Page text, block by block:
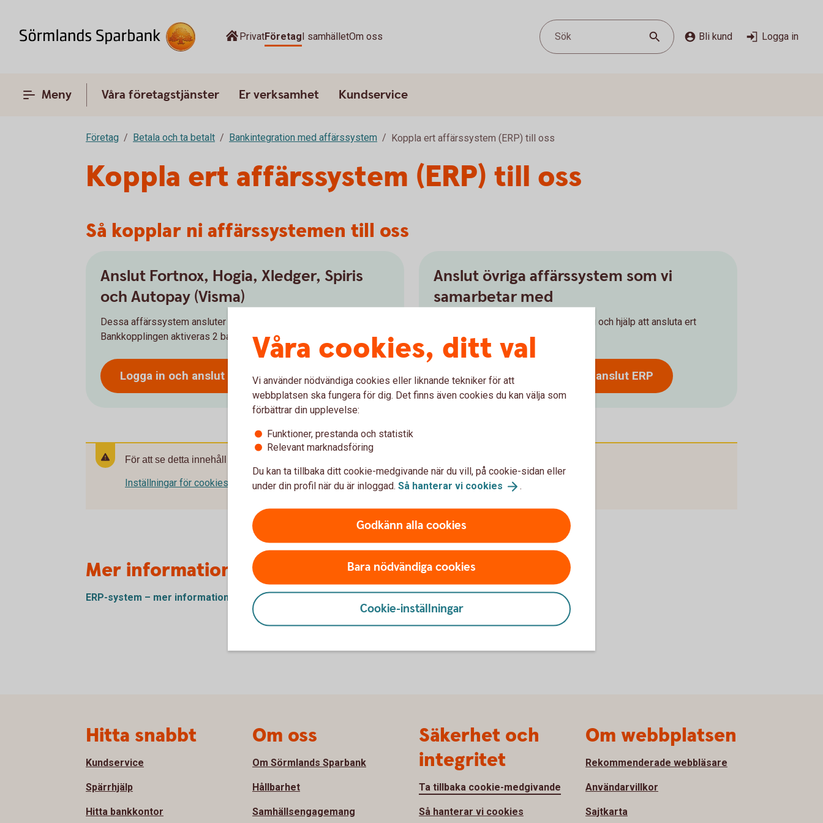
PrivatFöretagI samhälletOm oss Sök Bli kund Logga in
Meny Våra företagstjänster Er verksamhet Kundservice
Företag Betala och ta betalt Bankintegration med affärssystem Koppla ert affärssystem (ERP) till oss
Koppla ert affärssystem (ERP) till oss
Så kopplar ni affärssystemen till oss
Anslut Fortnox, Hogia, Xledger, Spiris
och Autopay (Visma)
Dessa affärssystem ansluter ni själva enkelt i internetbanken.
Bankkopplingen aktiveras 2 bankdagar efter själva anslutningen.
Logga in och anslut ert ERP tilloss
Anslut övriga affärssystem som vi
samarbetar med
Kontakta ert bankkontor för rådgivning och hjälp att ansluta ert
affärssystem.
Ring 0771-350 350 och anslut ERP
För att se detta innehåll behöver du först godkänna cookies för Funktioner, prestanda och statistik.
Inställningar för cookies
Mer information
ERP-system – mer information
Våra cookies, ditt val
Vi använder nödvändiga cookies eller liknande tekniker för att
webbplatsen ska fungera för dig. Det finns även cookies du kan välja som
förbättrar din upplevelse:
Funktioner, prestanda och statistik
Relevant marknadsföring
Du kan ta tillbaka ditt cookie-medgivande när du vill, på cookie-sidan eller
under din profil när du är inloggad. Så hanterar vi cookies .
Godkänn alla cookies
Bara nödvändiga cookies
Cookie-inställningar
Hitta snabbt
Kundservice
Spärrhjälp
Hitta bankkontor
Om oss
Om Sörmlands Sparbank
Hållbarhet
Samhällsengagemang
Säkerhet och
integritet
Ta tillbaka cookie-medgivande
Så hanterar vi cookies
Om webbplatsen
Rekommenderade webbläsare
Användarvillkor
Sajtkarta